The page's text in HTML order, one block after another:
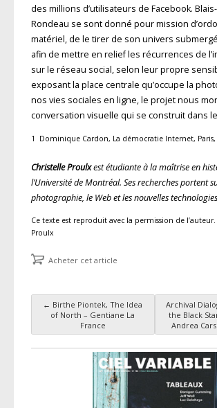
des millions d’utilisateurs de Facebook.
Rondeau se sont donné pour mission
matériel, de le tirer de son univers
afin de mettre en relief les récurrences de
sur le réseau social, selon leur propre
exposant la place centrale qu’occupe la
nos vies sociales en ligne, le projet nous
conversation visuelle qui se construit dans
1 Dominique Cardon, La démocratie Internet, Paris,
Christelle Proulxest étudiante à la maîtrise en
l’Université de Montréal. Ses recherches portent
photographie, le Web et les nouvelles
Ce texte est reproduit avec la permission de
Proulx
Acheter cet article
Navigation des articles
← Birthe Piontek, The Idea
of North – Gentiane La
France
Archival
the Black
Andrea